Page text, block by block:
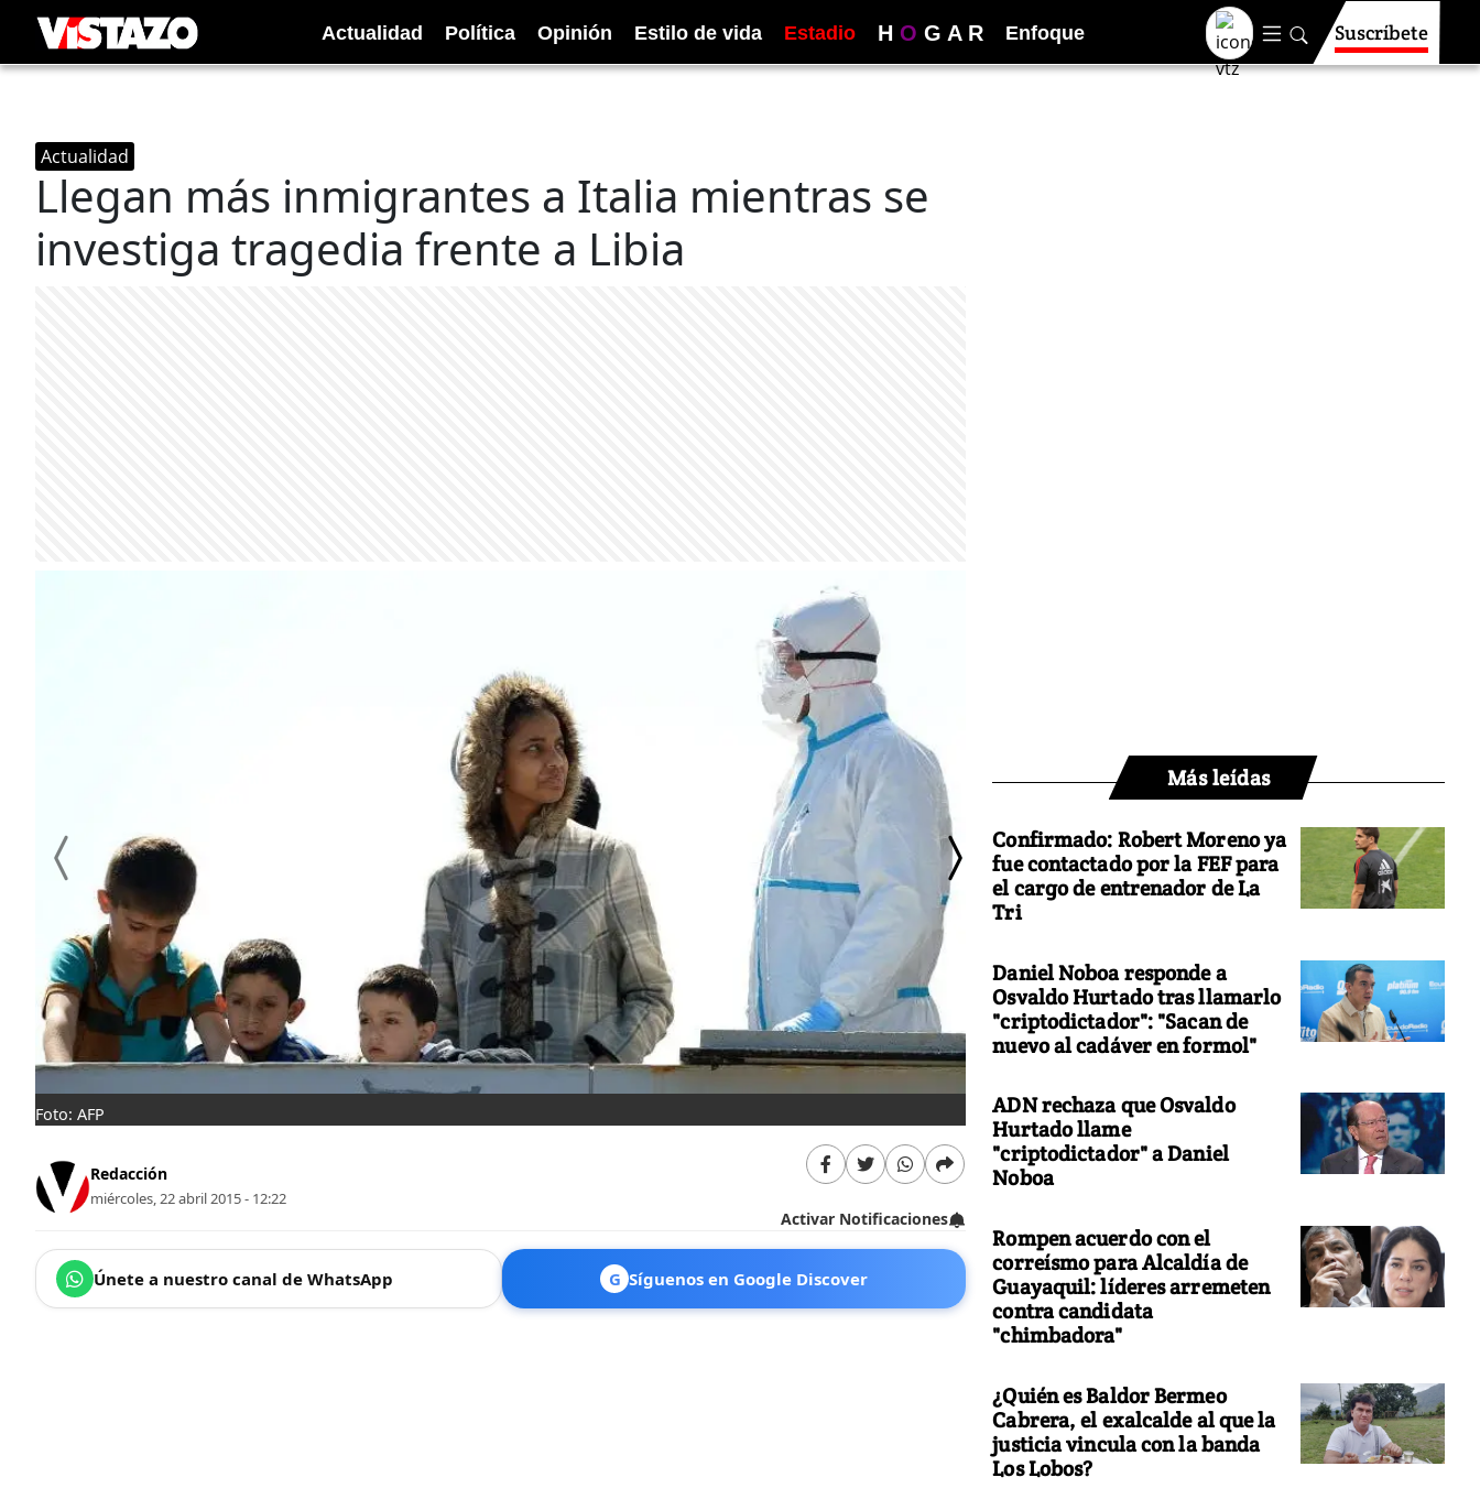
Actualidad Política Opinión Estilo de vida Estadio H O G A R Enfoque Suscríbete
Actualidad
Llegan más inmigrantes a Italia mientras se
investiga tragedia frente a Libia
Foto: AFP Mohammed Alì Malek y el sirio Mahmud Bikhit. Foto: AFP
Redacción
miércoles, 22 abril 2015 - 12:22
Activar Notificaciones
Únete a nuestro canal de WhatsApp G Síguenos en Google Discover
Más leídas
Confirmado: Robert Moreno ya
fue contactado por la FEF para
el cargo de entrenador de La
Tri
Daniel Noboa responde a
Osvaldo Hurtado tras llamarlo
"criptodictador": "Sacan de
nuevo al cadáver en formol"
ADN rechaza que Osvaldo
Hurtado llame
"criptodictador" a Daniel
Noboa
Rompen acuerdo con el
correísmo para Alcaldía de
Guayaquil: líderes arremeten
contra candidata
"chimbadora"
¿Quién es Baldor Bermeo
Cabrera, el exalcalde al que la
justicia vincula con la banda
Los Lobos?